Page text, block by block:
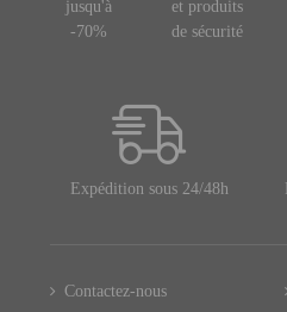
jusqu'à
-70%
et produits
de sécurité
Expédition sous 24/48h
Contactez-nous